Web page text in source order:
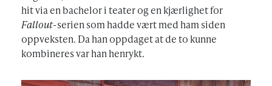
hit via en bachelor i teater og en kjærlighet for
Fallout-serien som hadde vært med ham siden
oppveksten. Da han oppdaget at de to kunne
kombineres var han henrykt.